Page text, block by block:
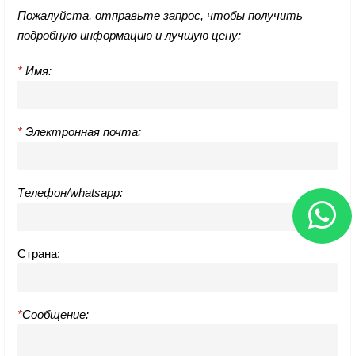
Пожалуйста, отправьте запрос, чтобы получить
подробную информацию и лучшую цену:
* Имя:
* Электронная почта:
Телефон/whatsapp:
Страна:
*Сообщение: